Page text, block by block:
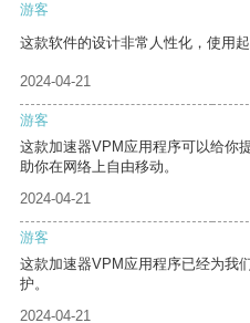
游客
这款软件的设计非常人性化，使用起
2024-04-21
游客
这款加速器VPM应用程序可以给你
助你在网络上自由移动。
2024-04-21
游客
这款加速器VPM应用程序已经为我
护。
2024-04-21